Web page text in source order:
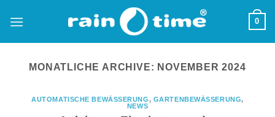
Inhalt
0
MONATLICHE ARCHIVE: NOVEMBER 2024
AUTOMATISCHE BEWÄSSERUNG, GARTENBEWÄSSERUNG,
NEWS